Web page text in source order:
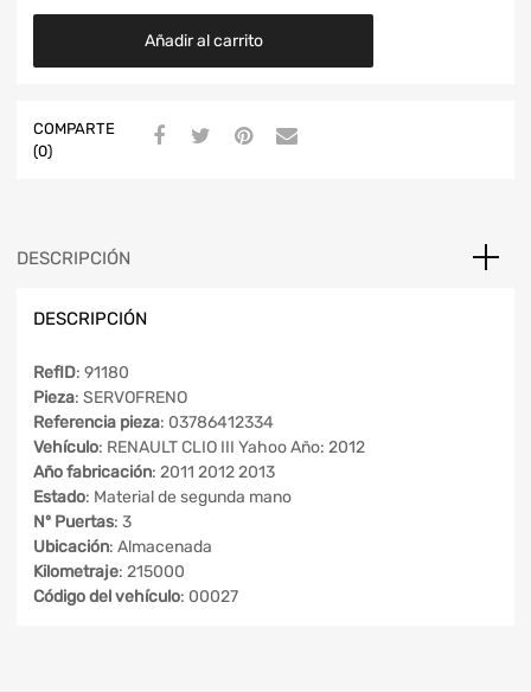
Añadir al carrito
COMPARTE
(0)
DESCRIPCIÓN
DESCRIPCIÓN
RefID: 91180
Pieza: SERVOFRENO
Referencia pieza: 03786412334
Vehículo: RENAULT CLIO III Yahoo Año: 2012
Año fabricación: 2011 2012 2013
Estado: Material de segunda mano
Nº Puertas: 3
Ubicación: Almacenada
Kilometraje: 215000
Código del vehículo: 00027